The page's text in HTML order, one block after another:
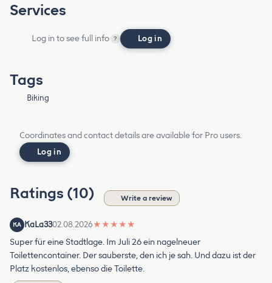
Services
Log in to see full info ? Log in
Tags
Biking
Coordinates and contact details are available for Pro users.
Log in
Ratings (10) Write a review
KA KaLa3302.08.2026★ ★ ★ ★ ★
Super für eine Stadtlage. Im Juli 26 ein nagelneuer
Toilettencontainer. Der sauberste, den ich je sah. Und dazu ist der
Platz kostenlos, ebenso die Toilette.